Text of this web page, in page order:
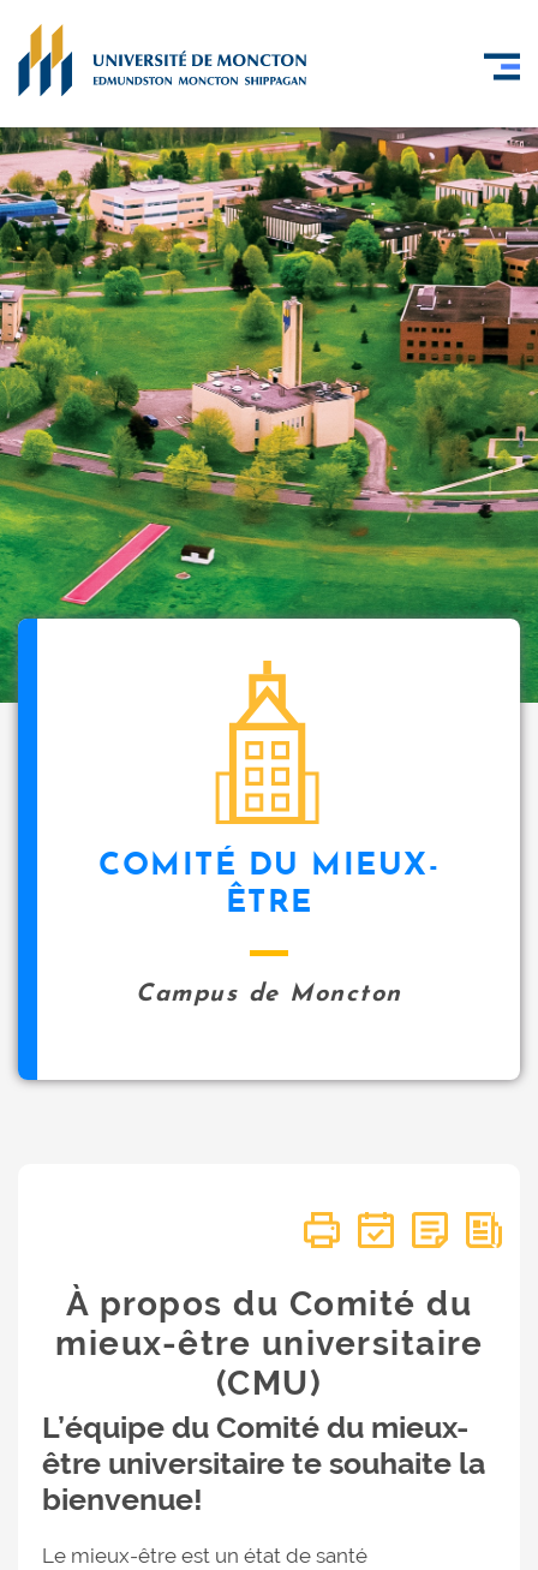
COMITÉ DU MIEUX-
ÊTRE
Campus de Moncton
À propos du Comité du
mieux-être universitaire
(CMU)
L’équipe du Comité du mieux-
être universitaire te souhaite la
bienvenue!
Le mieux-être est un état de santé